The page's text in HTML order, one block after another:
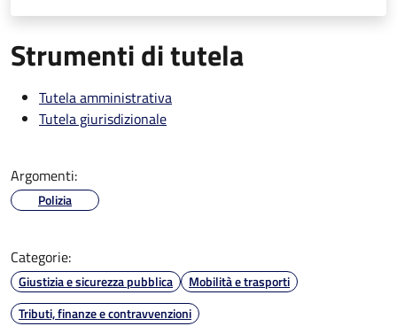
Strumenti di tutela
Tutela amministrativa
Tutela giurisdizionale
Argomenti:
Polizia
Categorie:
Giustizia e sicurezza pubblica
Mobilità e trasporti
Tributi, finanze e contravvenzioni